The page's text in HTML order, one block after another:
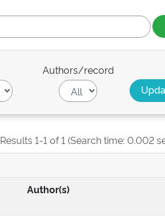
Authors/record
Results 1-1 of 1 (Search time: 0.002
Author(s)